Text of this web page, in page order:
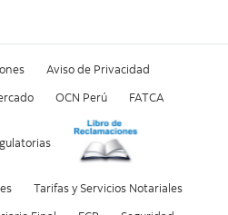
Aviso de Privacidad
OCN Perú FATCA
Tarifas y Servicios Notariales